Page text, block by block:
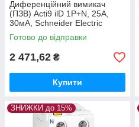
Диференційний вимикач
(ПЗВ) Acti9 ilD 1P+N, 25А,
30мА, Schneider Electric
Готово до відправки
2 471,62 ₴
Купити
ЗНИЖКИ до 15%